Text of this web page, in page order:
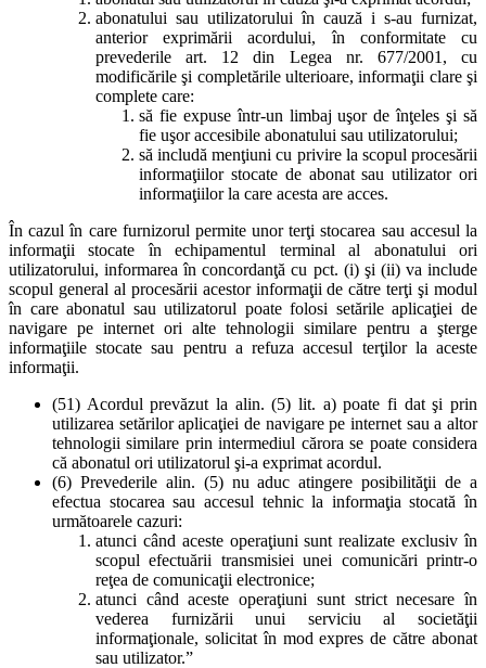
abonatului sau utilizatorului în cauză i s-au furnizat,
anterior exprimării acordului, în conformitate cu
prevederile art. 12 din Legea nr. 677/2001, cu
modificările şi completările ulterioare, informaţii clare şi
complete care:
să fie expuse într-un limbaj uşor de înţeles şi să
fie uşor accesibile abonatului sau utilizatorului;
să includă menţiuni cu privire la scopul procesării
informaţiilor stocate de abonat sau utilizator ori
informaţiilor la care acesta are acces.
În cazul în care furnizorul permite unor terţi stocarea sau accesul la
informaţii stocate în echipamentul terminal al abonatului ori
utilizatorului, informarea în concordanţă cu pct. (i) şi (ii) va include
scopul general al procesării acestor informaţii de către terţi şi modul
în care abonatul sau utilizatorul poate folosi setările aplicaţiei de
navigare pe internet ori alte tehnologii similare pentru a şterge
informaţiile stocate sau pentru a refuza accesul terţilor la aceste
informaţii.
(51) Acordul prevăzut la alin. (5) lit. a) poate fi dat şi prin
utilizarea setărilor aplicaţiei de navigare pe internet sau a altor
tehnologii similare prin intermediul cărora se poate considera
că abonatul ori utilizatorul şi-a exprimat acordul.
(6) Prevederile alin. (5) nu aduc atingere posibilităţii de a
efectua stocarea sau accesul tehnic la informaţia stocată în
următoarele cazuri:
atunci când aceste operaţiuni sunt realizate exclusiv în
scopul efectuării transmisiei unei comunicări printr-o
reţea de comunicaţii electronice;
atunci când aceste operaţiuni sunt strict necesare în
vederea furnizării unui serviciu al societăţii
informaţionale, solicitat în mod expres de către abonat
sau utilizator.”